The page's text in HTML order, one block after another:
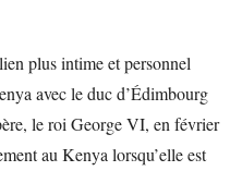
plus intime et personnel
avec le duc d’Édimbourg
le roi George VI, en février
au Kenya lorsqu’elle est